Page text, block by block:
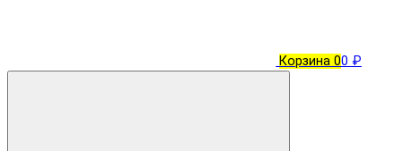
Корзина 00 ₽